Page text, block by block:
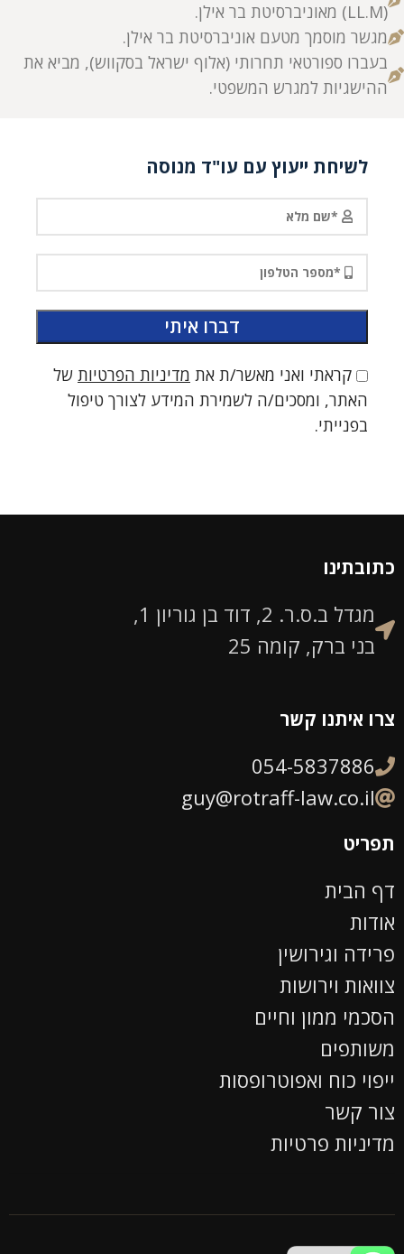
(LL.M) מאוניברסיטת בר אילן.
מגשר מוסמך מטעם אוניברסיטת בר אילן.
בעברו ספורטאי תחרותי (אלוף ישראל בסקווש), מביא את
ההישגיות למגרש המשפטי.
לשיחת ייעוץ עם עו"ד מנוסה
קראתי ואני מאשר/ת את מדיניות הפרטיות של
האתר, ומסכים/ה לשמירת המידע לצורך טיפול
בפנייתי.
כתובתינו
מגדל ב.ס.ר. 2, דוד בן גוריון 1,
בני ברק, קומה 25
צרו איתנו קשר
054-5837886
guy@rotraff-law.co.il
תפריט
דף הבית
אודות
פרידה וגירושין
צוואות וירושות
הסכמי ממון וחיים
משותפים
ייפוי כוח ואפוטרופסות
צור קשר
מדיניות פרטיות